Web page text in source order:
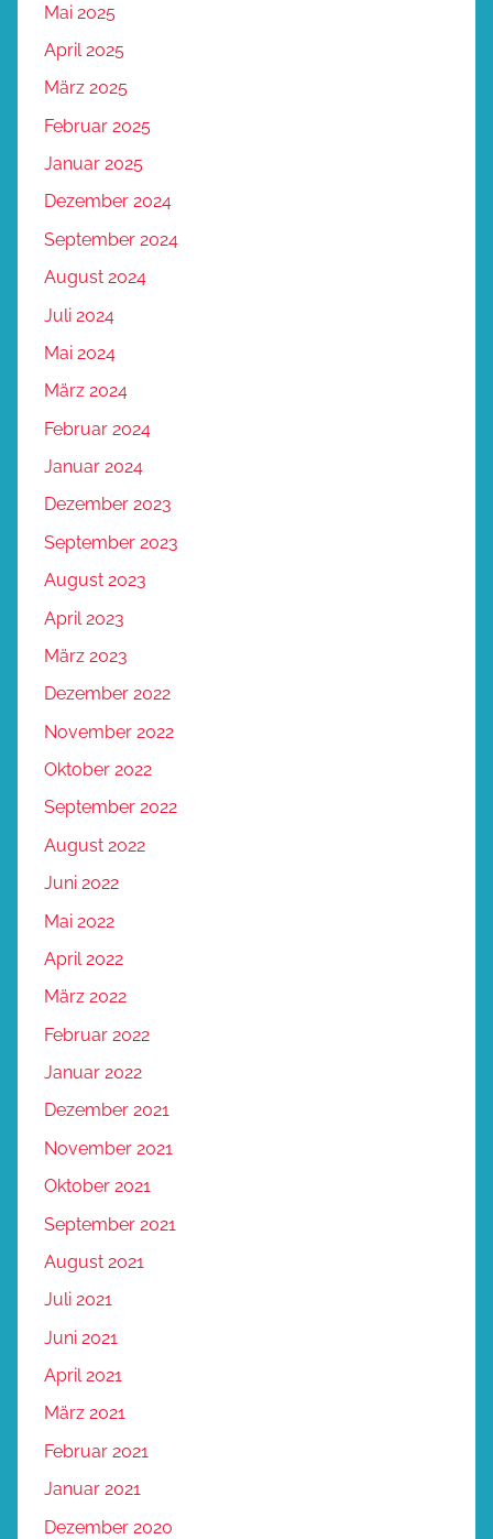
Mai 2025
April 2025
März 2025
Februar 2025
Januar 2025
Dezember 2024
September 2024
August 2024
Juli 2024
Mai 2024
März 2024
Februar 2024
Januar 2024
Dezember 2023
September 2023
August 2023
April 2023
März 2023
Dezember 2022
November 2022
Oktober 2022
September 2022
August 2022
Juni 2022
Mai 2022
April 2022
März 2022
Februar 2022
Januar 2022
Dezember 2021
November 2021
Oktober 2021
September 2021
August 2021
Juli 2021
Juni 2021
April 2021
März 2021
Februar 2021
Januar 2021
Dezember 2020